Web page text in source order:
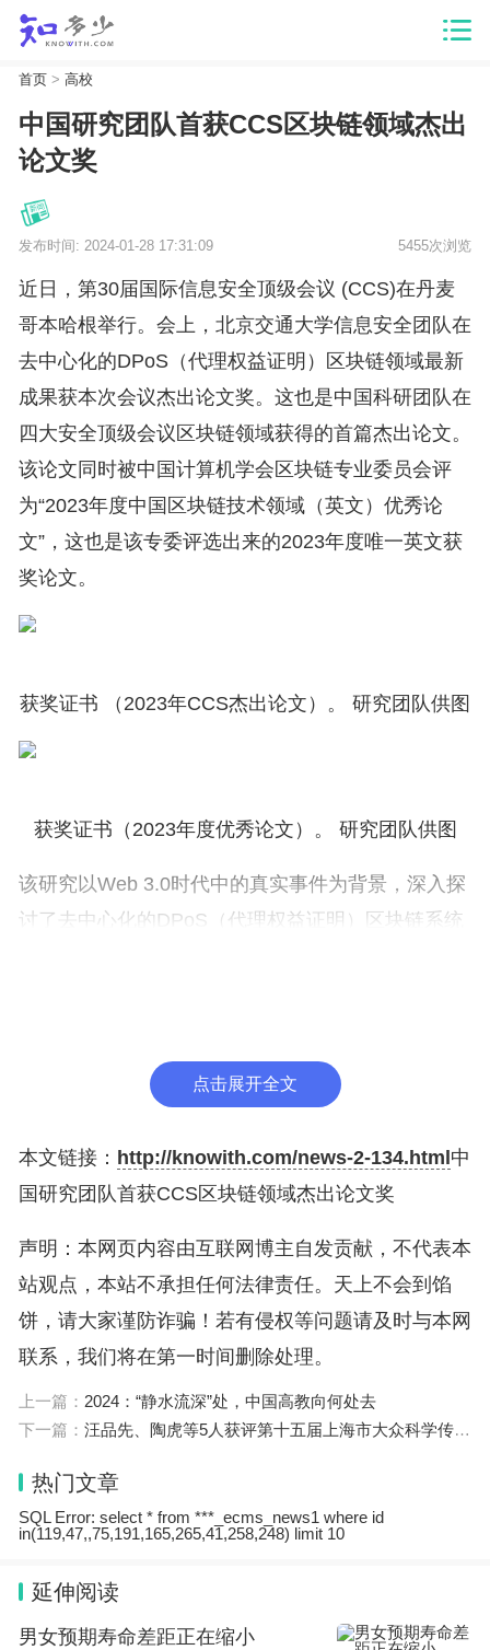
首页> 高校
中国研究团队首获CCS区块链领域杰出
论文奖
发布时间: 2024-01-28 17:31:09 5455次浏览
近日，第30届国际信息安全顶级会议 (CCS)在丹麦
哥本哈根举行。会上，北京交通大学信息安全团队在
去中心化的DPoS（代理权益证明）区块链领域最新
成果获本次会议杰出论文奖。这也是中国科研团队在
四大安全顶级会议区块链领域获得的首篇杰出论文。
该论文同时被中国计算机学会区块链专业委员会评
为“2023年度中国区块链技术领域（英文）优秀论
文”，这也是该专委评选出来的2023年度唯一英文获
奖论文。
获奖证书 （2023年CCS杰出论文）。 研究团队供图
获奖证书（2023年度优秀论文）。 研究团队供图
该研究以Web 3.0时代中的真实事件为背景，深入探
讨了去中心化的DPoS（代理权益证明）区块链系统
间的博弈进行深入分析，并对多个主流区块链系统进
行广泛的实证研究，该研究全面揭示了DPoS区块链
治理系统的理论设计和实际运用，并提出了提高恶意
接管抵抗能力的潜在策略。
该论文第一作者为北京交通大学信息安全团队副教授
李超，通讯作者为北京交通大学信息安全团队教授王
伟、刘吉强。论文合作单位包括匹兹堡大学与北京航
空航天大学。北京交通大学信息安全团队建有“区块
链研究中心”和“智能交通数据安全与隐私保护技术北
京市重点实验室”等平台。团队研发了基于区块链的
车联网平台、商品溯源平台和银行业务系统。研究成
果在多家公司及金融、政府等机构得到应用。目前团
研究，并不断探索Web3.0在社交和政务等方面的产
业应用。
点击展开全文
本文链接： http://knowith.com/news-2-134.html 中
国研究团队首获CCS区块链领域杰出论文奖
声明：本网页内容由互联网博主自发贡献，不代表本
站观点，本站不承担任何法律责任。天上不会到馅
饼，请大家谨防诈骗！若有侵权等问题请及时与本网
联系，我们将在第一时间删除处理。
上一篇： 2024：“静水流深”处，中国高教向何处去
下一篇： 汪品先、陶虎等5人获评第十五届上海市大众科学传播杰出人物
热门文章
SQL Error: select * from ***_ecms_news1 where id
in(119,47,,75,191,165,265,41,258,248) limit 10
延伸阅读
男女预期寿命差距正在缩小